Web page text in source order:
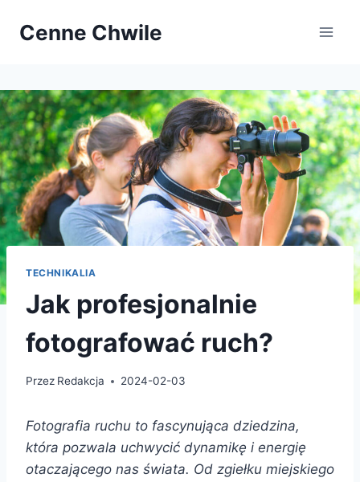
Cenne Chwile
TECHNIKALIA
Jak profesjonalnie
fotografować ruch?
Przez Redakcja 2024-02-03
Fotografia ruchu to fascynująca dziedzina,
która pozwala uchwycić dynamikę i energię
otaczającego nas świata. Od zgiełku miejskiego